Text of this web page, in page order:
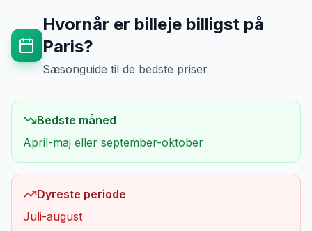
Hvornår er billeje billigst på
Paris?
Sæsonguide til de bedste priser
Bedste måned
April-maj eller september-oktober
Dyreste periode
Juli-august